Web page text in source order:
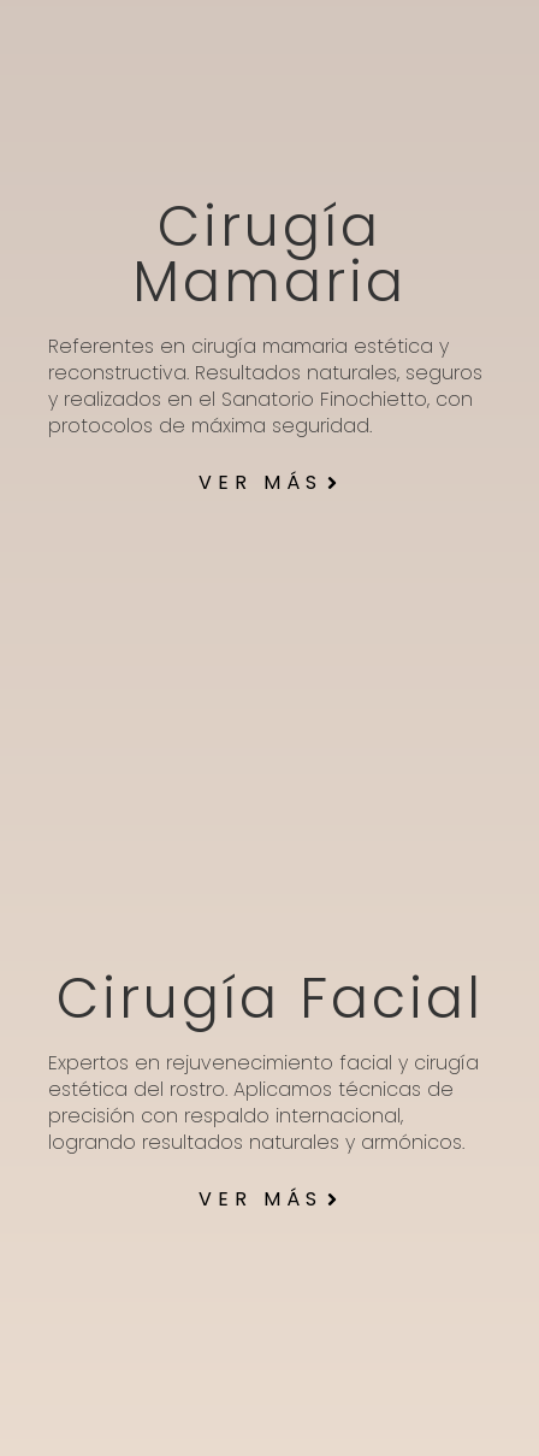
Cirugía
Mamaria
Referentes en cirugía mamaria estética y
reconstructiva. Resultados naturales, seguros
y realizados en el Sanatorio Finochietto, con
protocolos de máxima seguridad.
VER MÁS
Cirugía Facial
Expertos en rejuvenecimiento facial y cirugía
estética del rostro. Aplicamos técnicas de
precisión con respaldo internacional,
logrando resultados naturales y armónicos.
VER MÁS